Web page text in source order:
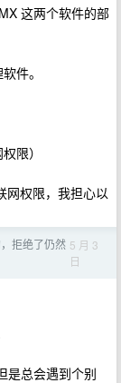
这两个软件的部
件。
限）
网权限，我担心以
拒绝了仍然 5 月 3
日
是总会遇到个别